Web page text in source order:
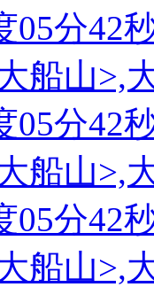
05分42
船山>,
05分42
船山>,
05分42
船山>,